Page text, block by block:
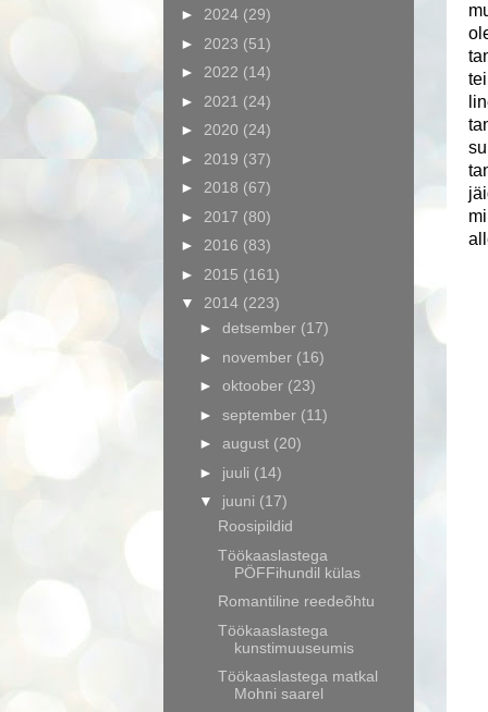
► 2024 (29)
► 2023 (51)
► 2022 (14)
► 2021 (24)
► 2020 (24)
► 2019 (37)
► 2018 (67)
► 2017 (80)
► 2016 (83)
► 2015 (161)
▼ 2014 (223)
► detsember (17)
► november (16)
► oktoober (23)
► september (11)
► august (20)
► juuli (14)
▼ juuni (17)
Roosipildid
Töökaaslastega
PÖFFihundil külas
Romantiline reedeõhtu
Töökaaslastega
kunstimuuseumis
Töökaaslastega matkal
Mohni saarel